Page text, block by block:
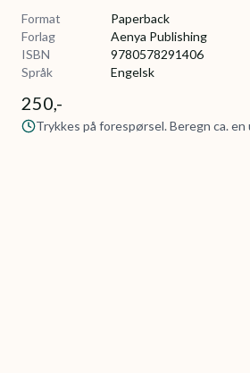
Format
Paperback
Forlag
Aenya Publishing
ISBN
9780578291406
Språk
Engelsk
250,-
Trykkes på forespørsel. Beregn ca.